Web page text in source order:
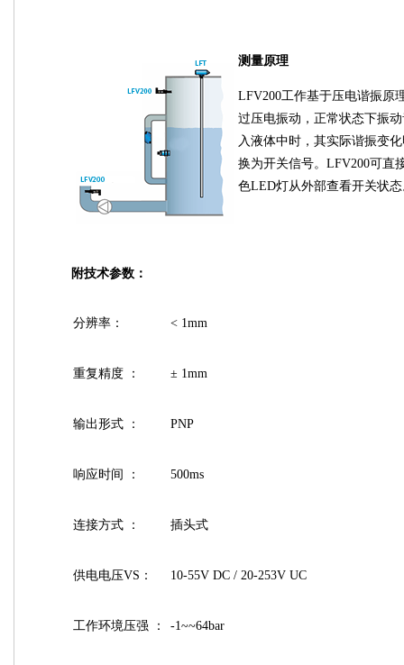
测量原理
LFV200工作基于压电谐振原
过压电振动，正常状态下振
入液体中时，其实际谐振变
换为开关信号。LFV200可直
色LED灯从外部查看开关状态
附技术参数：
分辨率： < 1mm
重复精度 ： ± 1mm
输出形式 ： PNP
响应时间 ： 500ms
连接方式 ： 插头式
供电电压VS： 10-55V DC / 20-253V UC
工作环境压强 ： -1~~64bar